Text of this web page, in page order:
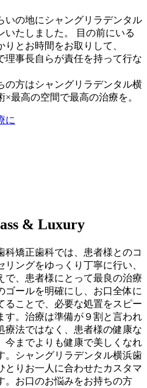
いの地にシャングリラデンタル
いたしました。 目の前にいる
とお時間をお取りして、
理事長自らが責任を持って行な
の方はシャングリラデンタル横
最高の空間で最高の治療を。
に
& Luxury
科矯正歯科では、患者様とのコ
ングをゆっくり丁寧に行い、
で、患者様にとって最良の治療
ゴールを明確にし、お口全体に
ることで、必要な処置をスピー
す。治療は準備が９割と言われ
療法ではなく、患者様の健康な
今までよりも健康で美しくなれ
。シャングリラデンタル横浜歯
とりお一人に合わせたカスタマ
。お口のお悩みをお持ちの方